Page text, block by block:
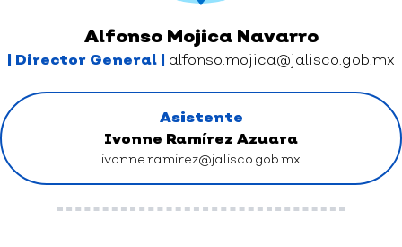
Alfonso Mojica Navarro
| Director General | alfonso.mojica@jalisco.gob.mx
Asistente
Ivonne Ramírez Azuara
ivonne.ramirez@jalisco.gob.mx